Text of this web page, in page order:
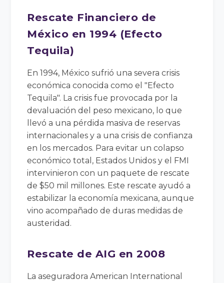
Rescate Financiero de
México en 1994 (Efecto
Tequila)
En 1994, México sufrió una severa crisis
económica conocida como el "Efecto
Tequila". La crisis fue provocada por la
devaluación del peso mexicano, lo que
llevó a una pérdida masiva de reservas
internacionales y a una crisis de confianza
en los mercados. Para evitar un colapso
económico total, Estados Unidos y el FMI
intervinieron con un paquete de rescate
de $50 mil millones. Este rescate ayudó a
estabilizar la economía mexicana, aunque
vino acompañado de duras medidas de
austeridad.
Rescate de AIG en 2008
La aseguradora American International